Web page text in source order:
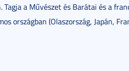
a Művészet és Barátai és a
országban (Olaszország, Japán,